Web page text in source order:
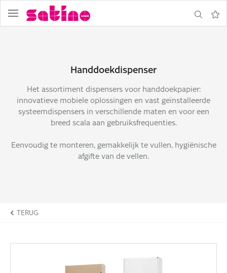
Navigatie
Zoeken
Handdoekdispenser
Het assortiment dispensers voor handdoekpapier:
innovatieve mobiele oplossingen en vast geïnstalleerde
systeemdispensers in verschillende maten en voor een
breed scala aan gebruiksfrequenties.
Eenvoudig te monteren, gemakkelijk te vullen, hygiënische
afgifte van de vellen.
TERUG